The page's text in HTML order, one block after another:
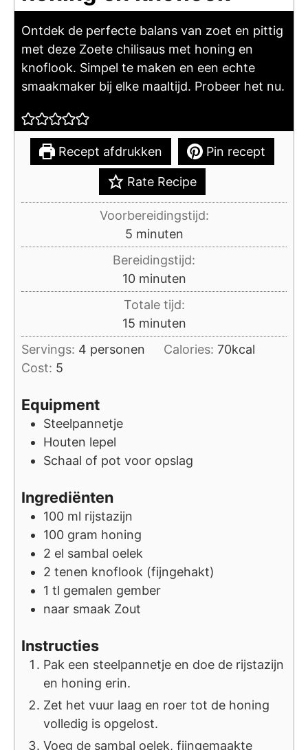
Ontdek de perfecte balans van zoet en pittig
met deze Zoete chilisaus met honing en
knoflook. Simpel te maken en een echte
smaakmaker bij elke maaltijd. Probeer het nu.
Recept afdrukken Pin recept
Rate Recipe
Voorbereidingstijd:
5minuten
minuten
Bereidingstijd:
10minuten
minuten
Totale tijd:
15minuten
minuten
Servings: 4 personen Calories: 70kcal
Cost: 5
Equipment
Steelpannetje
Houten lepel
Schaal of pot voor opslag
Ingrediënten
100 ml rijstazijn
100 gram honing
2 el sambal oelek
2 tenen knoflook (fijngehakt)
1 tl gemalen gember
naar smaak Zout
Instructies
Pak een steelpannetje en doe de rijstazijn
en honing erin.
Zet het vuur laag en roer tot de honing
volledig is opgelost.
Voeg de sambal oelek, fijngemaakte